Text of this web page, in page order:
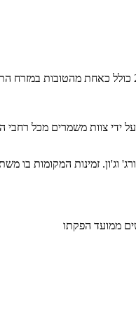
אנו מזמינים אתכם ליהנות מאווירה ייחודית – אירופאית בחלל המסעדה